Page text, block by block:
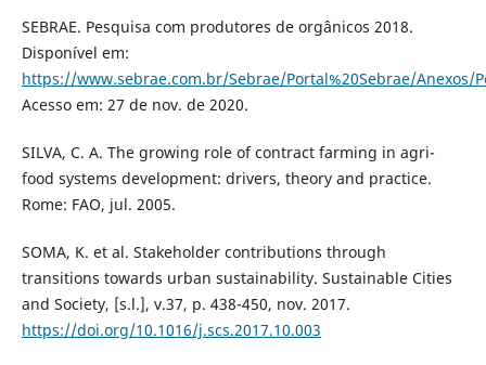
SEBRAE. Pesquisa com produtores de orgânicos 2018.
Disponível em:
https://www.sebrae.com.br/Sebrae/Portal%20Sebrae/Anexos/
Acesso em: 27 de nov. de 2020.
SILVA, C. A. The growing role of contract farming in agri-
food systems development: drivers, theory and practice.
Rome: FAO, jul. 2005.
SOMA, K. et al. Stakeholder contributions through
transitions towards urban sustainability. Sustainable Cities
and Society, [s.l.], v.37, p. 438-450, nov. 2017.
https://doi.org/10.1016/j.scs.2017.10.003